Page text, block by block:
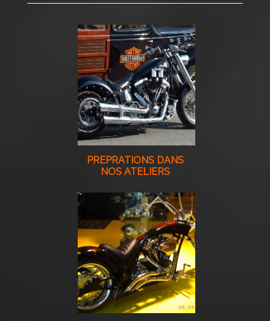
PREPRATIONS DANS
NOS ATELIERS